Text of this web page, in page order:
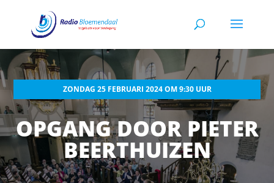
ZONDAG 25 FEBRUARI 2024 OM 9:30 UUR
OPGANG DOOR PIETER
BEERTHUIZEN